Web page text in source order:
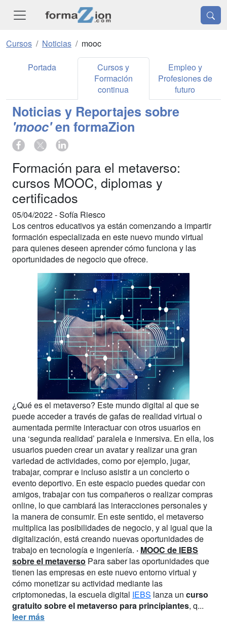
Cursos Noticias mooc
Portada
Cursos y
Formación
continua
Empleo y
Profesiones de
futuro
Noticias y Reportajes sobre
'mooc'en formaZion
Formación para el metaverso:
cursos MOOC, diplomas y
certificados
05/04/2022 -Sofía Riesco
Los centros educativos ya están comenzando a impartir
formación especializada en este nuevo mundo virtual
para quienes deseen aprender cómo funciona y las
oportunidades de negocio que ofrece.
¿Qué es el metaverso? Este mundo digital al que se
puede acceder a través de gafas de realidad virtual o
aumentada permite interactuar con otros usuarios en
una ‘segunda realidad’ paralela e inmersiva. En ella, los
usuarios pueden crear un avatar y realizar una gran
variedad de actividades, como por ejemplo, jugar,
trabajar, comprar e incluso asistir a un concierto o
evento deportivo. En este espacio puedes quedar con
amigos, trabajar con tus compañeros o realizar compras
online, lo que cambiará las interacciones personales y
la manera de consumir. En este sentido, el metaverso
multiplica las posibilidades de negocio, y al igual que la
digitalización, está creando nuevas oportunidades de
trabajo en tecnología e ingeniería. · MOOC de IEBS
sobre el metaverso Para saber las oportunidades que
tienen las empresas en este nuevo entorno virtual y
cómo monetizar su actividad mediante las
criptomonedas, la escuela digital IEBS lanza un curso
gratuito sobre el metaverso para principiantes, q...
leer más